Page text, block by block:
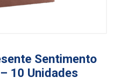
Sentimento
10 Unidades